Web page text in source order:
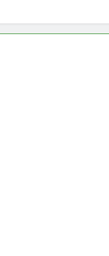
والمادة المظلمة
الأغلبية (لا ترفع العلم